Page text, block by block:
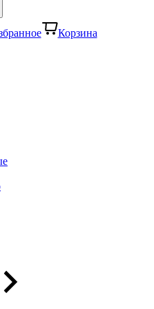
Корзина